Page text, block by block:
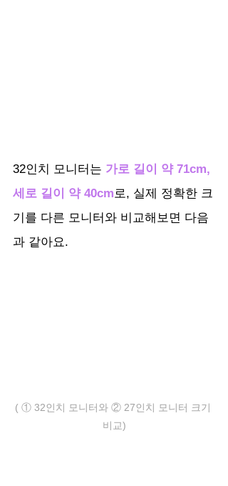
32인치 모니터는 가로 길이 약 71cm,
세로 길이 약 40cm로, 실제 정확한 크
기를 다른 모니터와 비교해보면 다음
과 같아요.
( ① 32인치 모니터와 ② 27인치 모니터 크기
비교)